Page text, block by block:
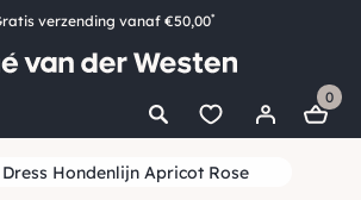
verzending vanaf €50,00*
nu, betaal later met Klarna
16.000 artikelen op voorraad
0